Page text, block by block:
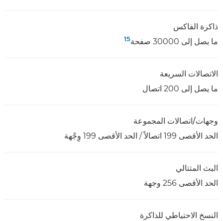
ذاكرة الفاكس
ما يصل إلى 30000 صفحة
15
الاتصالات السريعة
ما يصل إلى 200 اتصال
وجهات/اتصالات المجموعة
الحد الأقصى 199 اتصالاً / الحد الأقصى 199 وِجْهة
البث المتتالي
الحد الأقصى 256 وجهة
النسخ الاحتياطي للذاكرة